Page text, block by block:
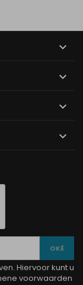




Hiervoor kunt u
voorwaarden